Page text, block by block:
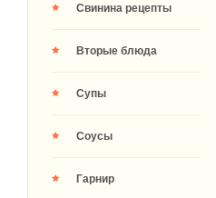
Свинина рецепты
Вторые блюда
Супы
Соусы
Гарнир